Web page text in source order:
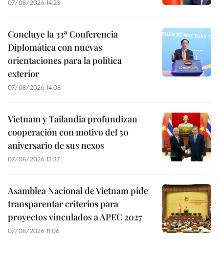
07/08/2026 14:23
Concluye la 33ª Conferencia
Diplomática con nuevas
orientaciones para la política
exterior
07/08/2026 14:08
Vietnam y Tailandia profundizan
cooperación con motivo del 50
aniversario de sus nexos
07/08/2026 13:37
Asamblea Nacional de Vietnam pide
transparentar criterios para
proyectos vinculados a APEC 2027
07/08/2026 11:06